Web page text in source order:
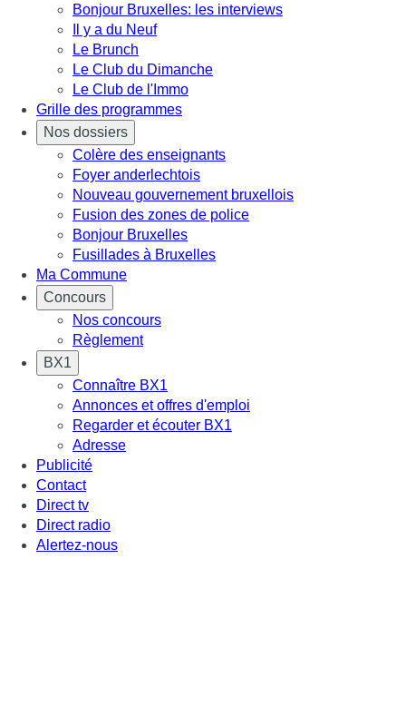
Bonjour Bruxelles: les interviews
Il y a du Neuf
Le Brunch
Le Club du Dimanche
Le Club de l'Immo
Grille des programmes
Nos dossiers
Colère des enseignants
Foyer anderlechtois
Nouveau gouvernement bruxellois
Fusion des zones de police
Bonjour Bruxelles
Fusillades à Bruxelles
Ma Commune
Concours
Nos concours
Règlement
BX1
Connaître BX1
Annonces et offres d'emploi
Regarder et écouter BX1
Adresse
Publicité
Contact
Direct tv
Direct radio
Alertez-nous